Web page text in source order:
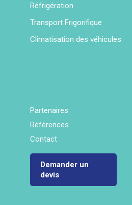
Réfrigération
Transport Frigorifique
Climatisation des véhicules
Partenaires
Références
Contact
Demander un
devis